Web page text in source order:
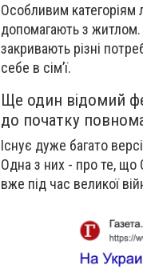
Особливим
допомагають з житлом.
закривають різні
себе в сім’ї.
Ще один відомий
до початку
Існує дуже багато
Одна з них - про те, що
вже під час великої